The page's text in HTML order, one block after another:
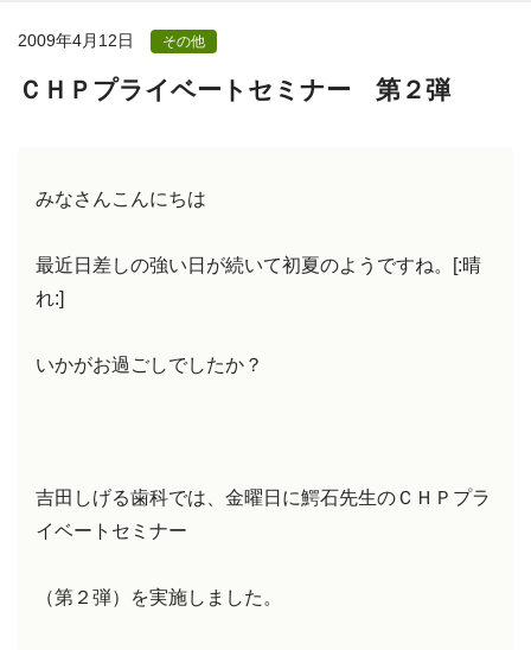
2009年4月12日 その他
ＣＨＰプライベートセミナー 第２弾
みなさんこんにちは
最近日差しの強い日が続いて初夏のようですね。[:晴
れ:]
いかがお過ごしでしたか？
吉田しげる歯科では、金曜日に鰐石先生のＣＨＰプラ
イベートセミナー
（第２弾）を実施しました。